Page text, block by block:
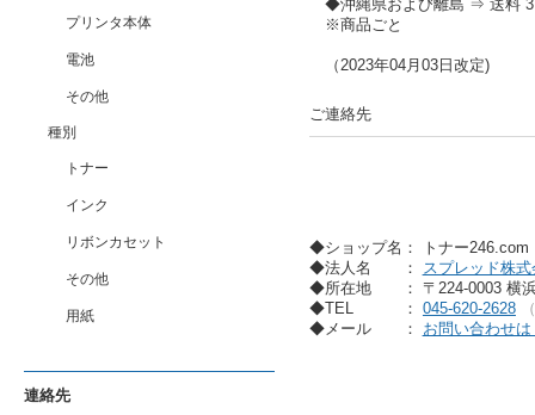
◆沖縄県および離島 ⇒ 送料
※商品ごと
（2023年04月03日改定)
ご連絡先
◆ショップ名： トナー
◆法人名
：
スプレッド株式
◆所在地
： 〒224-0003 横
◆TEL
： 045-620-2628
（
◆メール
： お問い合わせ
プリンタ本体
電池
その他
種別
トナー
インク
リボンカセット
その他
用紙
連絡先